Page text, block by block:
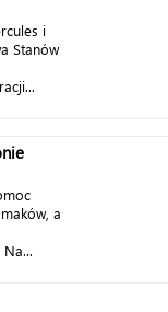
i
Stanów
a